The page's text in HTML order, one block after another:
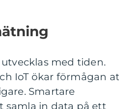
med tiden.
IoT ökar förmågan
Smartare
samla in data på ett